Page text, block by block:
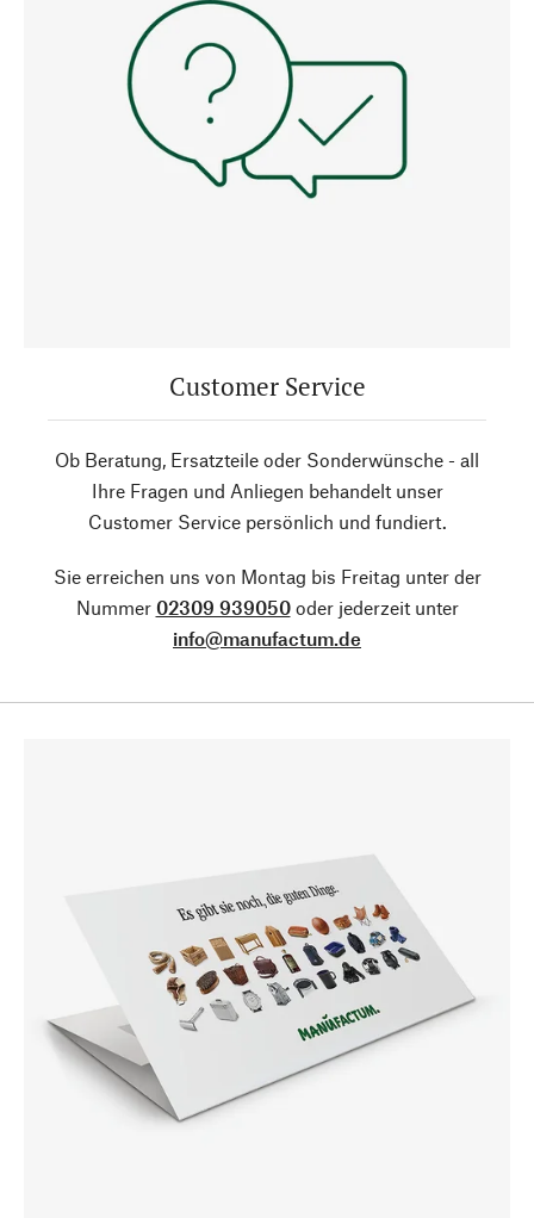
Customer Service
Ob Beratung, Ersatzteile oder Sonderwünsche - all
Ihre Fragen und Anliegen behandelt unser
Customer Service persönlich und fundiert.
Sie erreichen uns von Montag bis Freitag unter der
Nummer 02309 939050oder jederzeit unter
info@manufactum.de